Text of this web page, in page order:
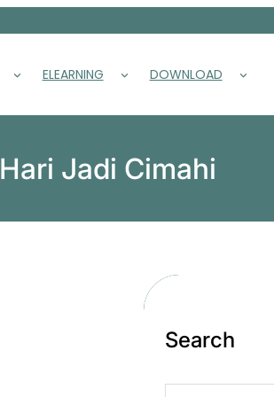
ELEARNING DOWNLOAD
Hari Jadi Cimahi
Search